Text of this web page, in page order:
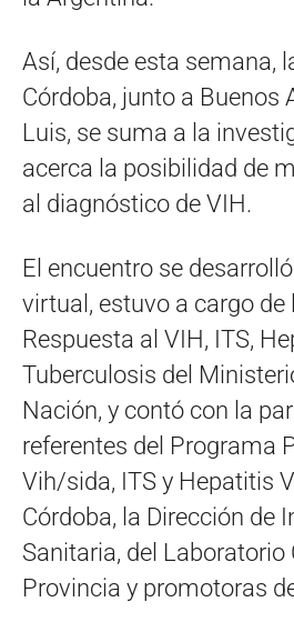
Así, desde esta semana,
Córdoba, junto a Buenos
Luis, se suma a la
acerca la posibilidad de
al diagnóstico de VIH.
El encuentro se
virtual, estuvo a cargo de
Respuesta al VIH, ITS,
Tuberculosis del
Nación, y contó con la
referentes del Programa
Vih/sida, ITS y Hepatitis
Córdoba, la Dirección de
Sanitaria, del Laboratorio
Provincia y promotoras